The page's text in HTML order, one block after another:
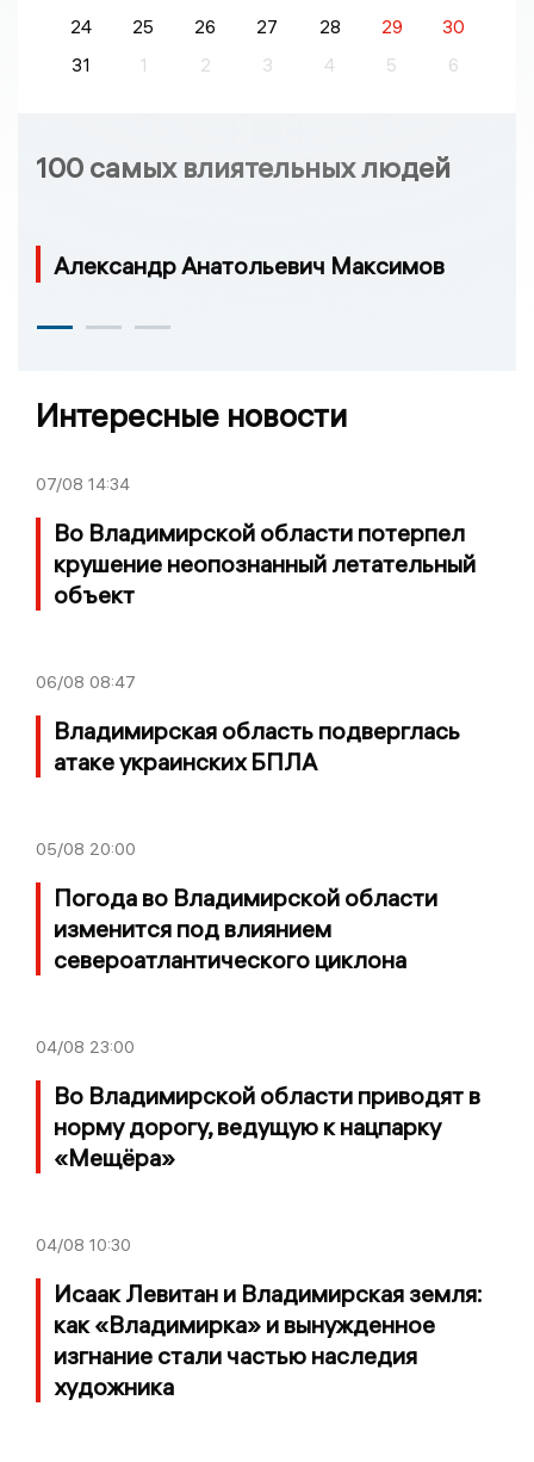
24
25 26 27 28 29
30
31
1 2 3 4 5 6
100 самых влиятельных людей
Александр Анатольевич Максимов
Интересные новости
07/08 14:34
Во Владимирской области потерпел
крушение неопознанный летательный
объект
06/08 08:47
Владимирская область подверглась
атаке украинских БПЛА
05/08 20:00
Погода во Владимирской области
изменится под влиянием
североатлантического циклона
04/08 23:00
Во Владимирской области приводят в
норму дорогу, ведущую к нацпарку
«Мещёра»
04/08 10:30
Исаак Левитан и Владимирская земля:
как «Владимирка» и вынужденное
изгнание стали частью наследия
художника